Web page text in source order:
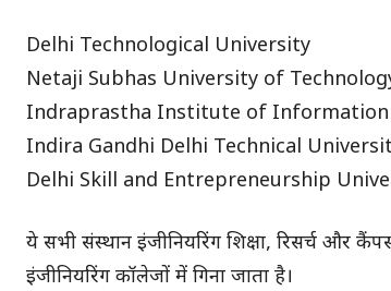
Delhi Technological University
Netaji Subhas University of
Indraprastha Institute of Information
Indira Gandhi Delhi Technical
Delhi Skill and Entrepreneurship
ये सभी संस्थान इंजीनियरिंग शिक्षा, रिसर्च और
इंजीनियरिंग कॉलेजों में गिना जाता है।